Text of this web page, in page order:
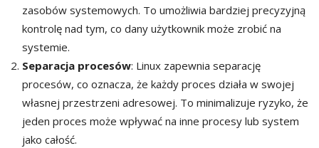
zasobów systemowych. To umożliwia bardziej precyzyjną
kontrolę nad tym, co dany użytkownik może zrobić na
systemie.
Separacja procesów: Linux zapewnia separację
procesów, co oznacza, że ​​każdy proces działa w swojej
własnej przestrzeni adresowej. To minimalizuje ryzyko, że
jeden proces może wpływać na inne procesy lub system
jako całość.